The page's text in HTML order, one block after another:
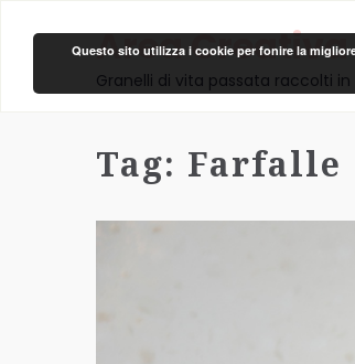
Area Creativa
Granelli di vita passata raccolti
Tag: Farfalle
Questo sito utilizza i cookie per fonire la